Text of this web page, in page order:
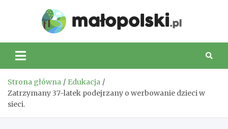
Strona główna
Edukacja
Zatrzymany 37-latek podejrzany o werbowanie dzieci w
sieci.